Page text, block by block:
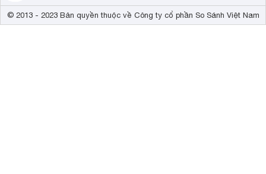
© 2013 - 2023 Bản quyền thuộc về Công ty cổ phần So Sánh Việt Nam